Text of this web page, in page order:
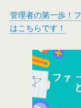
管理者の第一歩！
はこちらです！